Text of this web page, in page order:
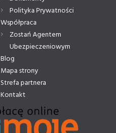
Polityka Prywatności
Współpraca
Zostań Agentem
Ubezpieczeniowym
Blog
Mapa strony
Strefa partnera
Kontakt